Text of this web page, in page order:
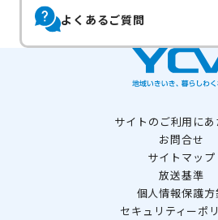
よくあるご質問
サイトのご利用にあ
お問合せ
サイトマップ
放送基準
個人情報保護方
セキュリティーポ